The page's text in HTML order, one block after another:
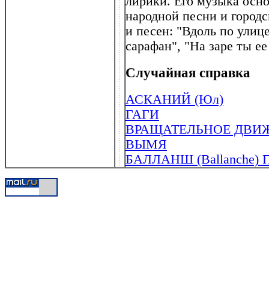
народной песни и
и песен: "Вдоль по
сарафан", "На заре ты
Случайная справка
АСКАНИЙ (Юл)
ГАГИ
ВРАЩАТЕЛЬНОЕ
ВЫМЯ
БАЛЛАНШ (Ballanche)